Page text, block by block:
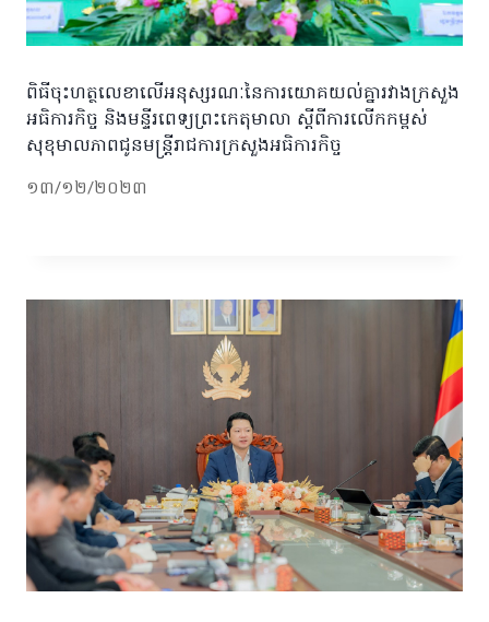
ពិធីចុះហត្ថលេខាលើអនុស្សរណៈនៃការយោគយល់គ្នារវាងក្រសួង
អធិការកិច្ច និងមន្ទីរពេទ្យព្រះកេតុមាលា ស្តីពីការលើកកម្ពស់
សុខុមាលភាពជូនមន្ត្រីរាជការក្រសួងអធិការកិច្ច
១៣/១២/២០២៣